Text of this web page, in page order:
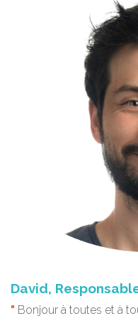
David,
" Bonjour à toutes et à